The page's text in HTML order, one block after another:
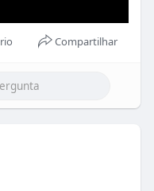
Compartilhar